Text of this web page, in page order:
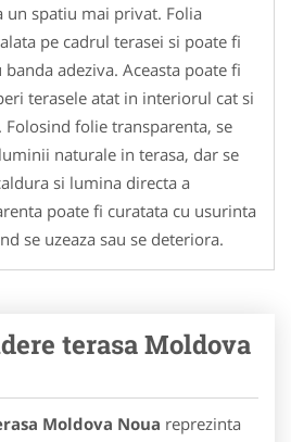
un spatiu mai privat. Folia
pe cadrul terasei si poate fi
adeziva. Aceasta poate fi
terasele atat in interiorul cat si
folie transparenta, se
naturale in terasa, dar se
si lumina directa a
poate fi curatata cu usurinta
se uzeaza sau se deteriora.
terasa Moldova
Moldova Noua reprezinta